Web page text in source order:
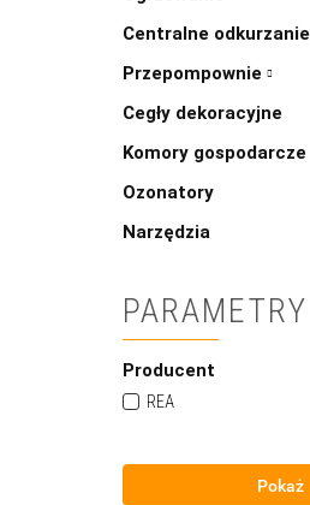
Centralne odkurzanie
Przepompownie
Cegły dekoracyjne
Komory gospodarcze
Ozonatory
Narzędzia
PARAMETRY
Producent
REA
Pokaż